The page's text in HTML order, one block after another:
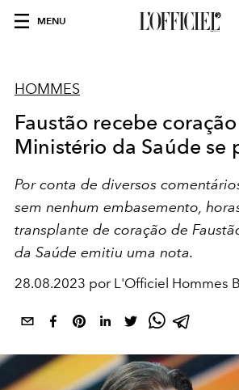
MENU
HOMMES
Faustão recebe
Ministério da Saúde se
Por conta de diversos
sem nenhum embasemento,
transplante de coração de
da Saúde emitiu uma nota.
28.08.2023 por L'Officiel Hommes